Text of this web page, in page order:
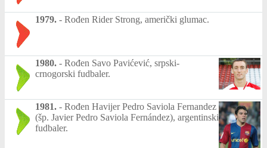
1979. - Rođen Rider Strong, američki glumac.
1980. - Rođen Savo Pavićević, srpski-
crnogorski fudbaler.
1981. - Rođen Havijer Pedro Saviola Fernandez
(šp. Javier Pedro Saviola Fernández), argentinski
fudbaler.